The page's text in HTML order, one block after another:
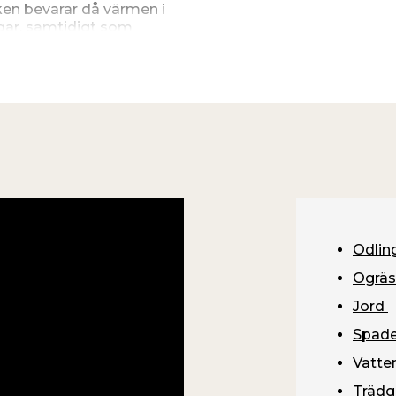
bevarar då värmen i
samtidigt som
Jord